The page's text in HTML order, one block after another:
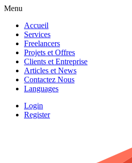
Menu
Accueil
Services
Freelancers
Projets et Offres
Clients et Entreprise
Articles et News
Contactez Nous
Languages
Login
Register